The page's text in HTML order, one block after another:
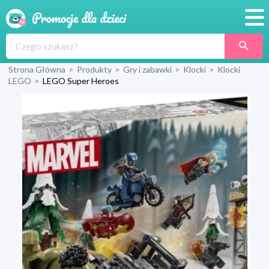
Produkty
Sklepy
Blog
Wyprawka
Strona Główna > Produkty > Gry i zabawki > Klocki > Klocki
LEGO > LEGO Super Heroes